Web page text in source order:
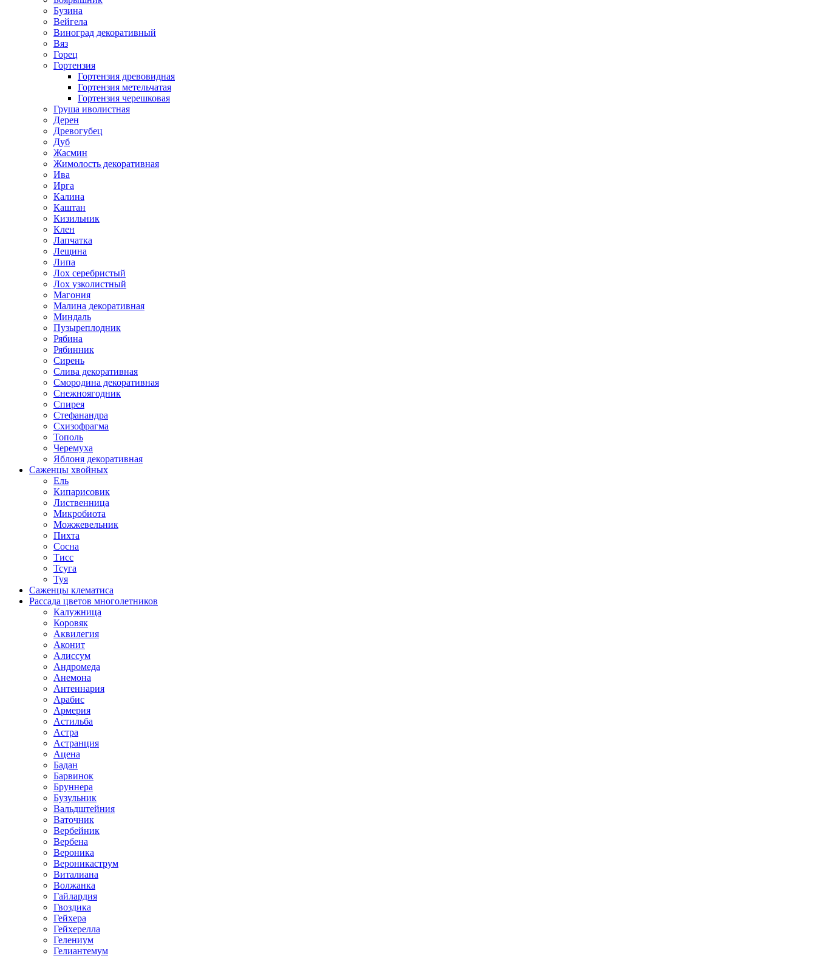
Бузина
Вейгела
Виноград декоративный
Вяз
Горец
Гортензия
Гортензия древовидная
Гортензия метельчатая
Гортензия черешковая
Груша иволистная
Дерен
Древогубец
Дуб
Жасмин
Жимолость декоративная
Ива
Ирга
Калина
Каштан
Кизильник
Клен
Лапчатка
Лещина
Липа
Лох серебристый
Лох узколистный
Магония
Малина декоративная
Миндаль
Пузыреплодник
Рябина
Рябинник
Сирень
Слива декоративная
Смородина декоративная
Снежноягодник
Спирея
Стефанандра
Схизофрагма
Тополь
Черемуха
Яблоня декоративная
Саженцы хвойных
Ель
Кипарисовик
Лиственница
Микробиота
Можжевельник
Пихта
Сосна
Тисс
Тсуга
Туя
Саженцы клематиса
Рассада цветов многолетников
Калужница
Коровяк
Аквилегия
Аконит
Алиссум
Андромеда
Анемона
Антеннария
Арабис
Армерия
Астильба
Астра
Астранция
Ацена
Бадан
Барвинок
Бруннера
Бузульник
Вальдштейния
Ваточник
Вербейник
Вербена
Вероника
Вероникаструм
Виталиана
Волжанка
Гайлардия
Гвоздика
Гейхера
Гейхерелла
Гелениум
Гелиантемум